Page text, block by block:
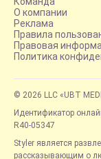
О компании
Реклама
Правила
Правовая
Политика
© 2026 LLC «UBT
Идентификатор
R40-05347
Styler является
рассказывающим о